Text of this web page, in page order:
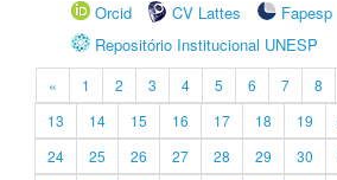
Orcid
CV Lattes
Fapesp
Repositório Institucional UNESP
« 1 2 3 4 5 6 7 8
13
14 15 16 17 18 19
24
25 26 27 28 29 30